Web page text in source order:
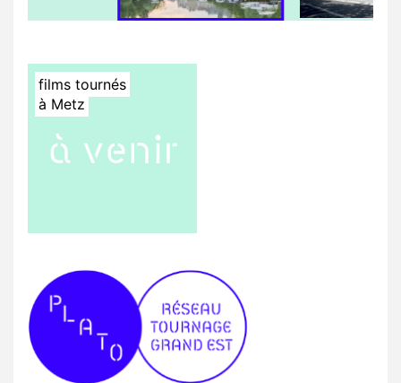
films tournés
à Metz